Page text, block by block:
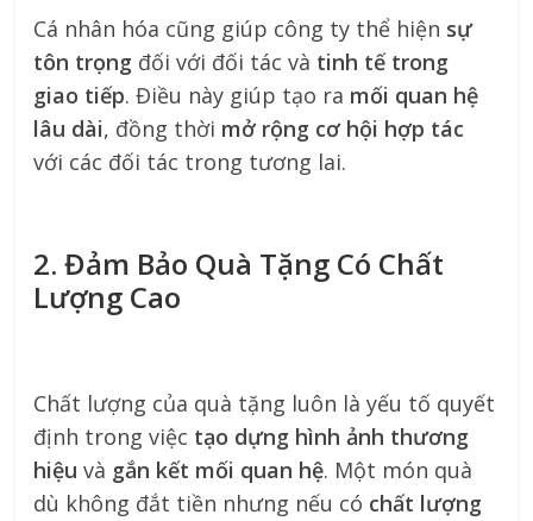
Cá nhân hóa cũng giúp công ty thể hiện sự
tôn trọng đối với đối tác và tinh tế trong
giao tiếp. Điều này giúp tạo ra mối quan hệ
lâu dài, đồng thời mở rộng cơ hội hợp tác
với các đối tác trong tương lai.
2. Đảm Bảo Quà Tặng Có Chất
Lượng Cao
Chất lượng của quà tặng luôn là yếu tố quyết
định trong việc tạo dựng hình ảnh thương
hiệu và gắn kết mối quan hệ. Một món quà
dù không đắt tiền nhưng nếu có chất lượng